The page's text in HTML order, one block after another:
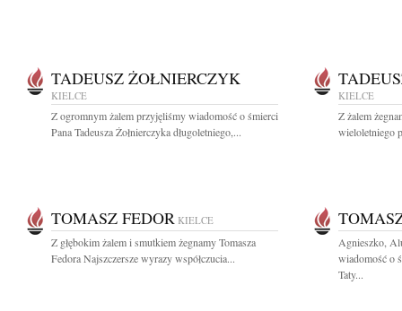
TADEUSZ ŻOŁNIERCZYK
KIELCE
Z ogromnym żalem przyjęliśmy wiadomość o śmierci
Pana Tadeusza Żołnierczyka długoletniego,...
KIELCE
Z żalem
wieloletniego
TOMASZ FEDOR KIELCE
Z głębokim żalem i smutkiem żegnamy Tomasza
Fedora Najszczersze wyrazy współczucia...
Agnieszko,
wiadomość o
Taty...